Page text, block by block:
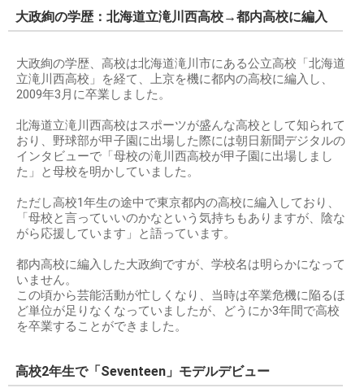
大政絢の学歴：北海道立滝川西高校→都内高校に編入
大政絢の学歴、高校は北海道滝川市にある公立高校「北海道
立滝川西高校」を経て、上京を機に都内の高校に編入し、
2009年3月に卒業しました。
北海道立滝川西高校はスポーツが盛んな高校として知られて
おり、野球部が甲子園に出場した際には朝日新聞デジタルの
インタビューで「母校の滝川西高校が甲子園に出場しまし
た」と母校を明かしていました。
ただし高校1年生の途中で東京都内の高校に編入しており、
「母校と言っていいのかなという気持ちもありますが、陰な
がら応援しています」と語っています。
都内高校に編入した大政絢ですが、学校名は明らかになって
いません。
この頃から芸能活動が忙しくなり、当時は卒業危機に陥るほ
ど単位が足りなくなっていましたが、どうにか3年間で高校
を卒業することができました。
高校2年生で「Seventeen」モデルデビュー